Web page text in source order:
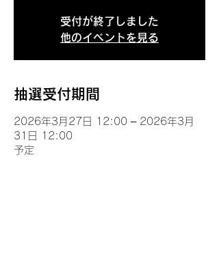
受付が終了しました
他のイベントを見る
抽選受付期間
2026年3月27日 12:00 – 2026年3月
31日 12:00
予定